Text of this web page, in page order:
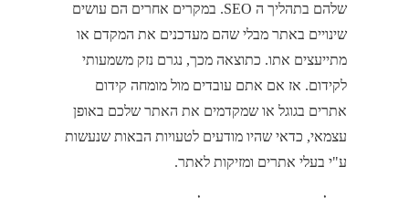
שלהם בתהליך ה SEO. במקרים אחרים הם עושים
שינויים באתר מבלי שהם מעדכנים את המקדם או
מתייעצים אתו. כתוצאה מכך, נגרם נזק משמעותי
לקידום. אז אם אתם עובדים מול מומחה קידום
אתרים בגוגל או שמקדמים את האתר שלכם באופן
עצמאי, כדאי שהיו מודעים לטעויות הבאות שנעשות
ע"י בעלי אתרים ומזיקות לאתר.